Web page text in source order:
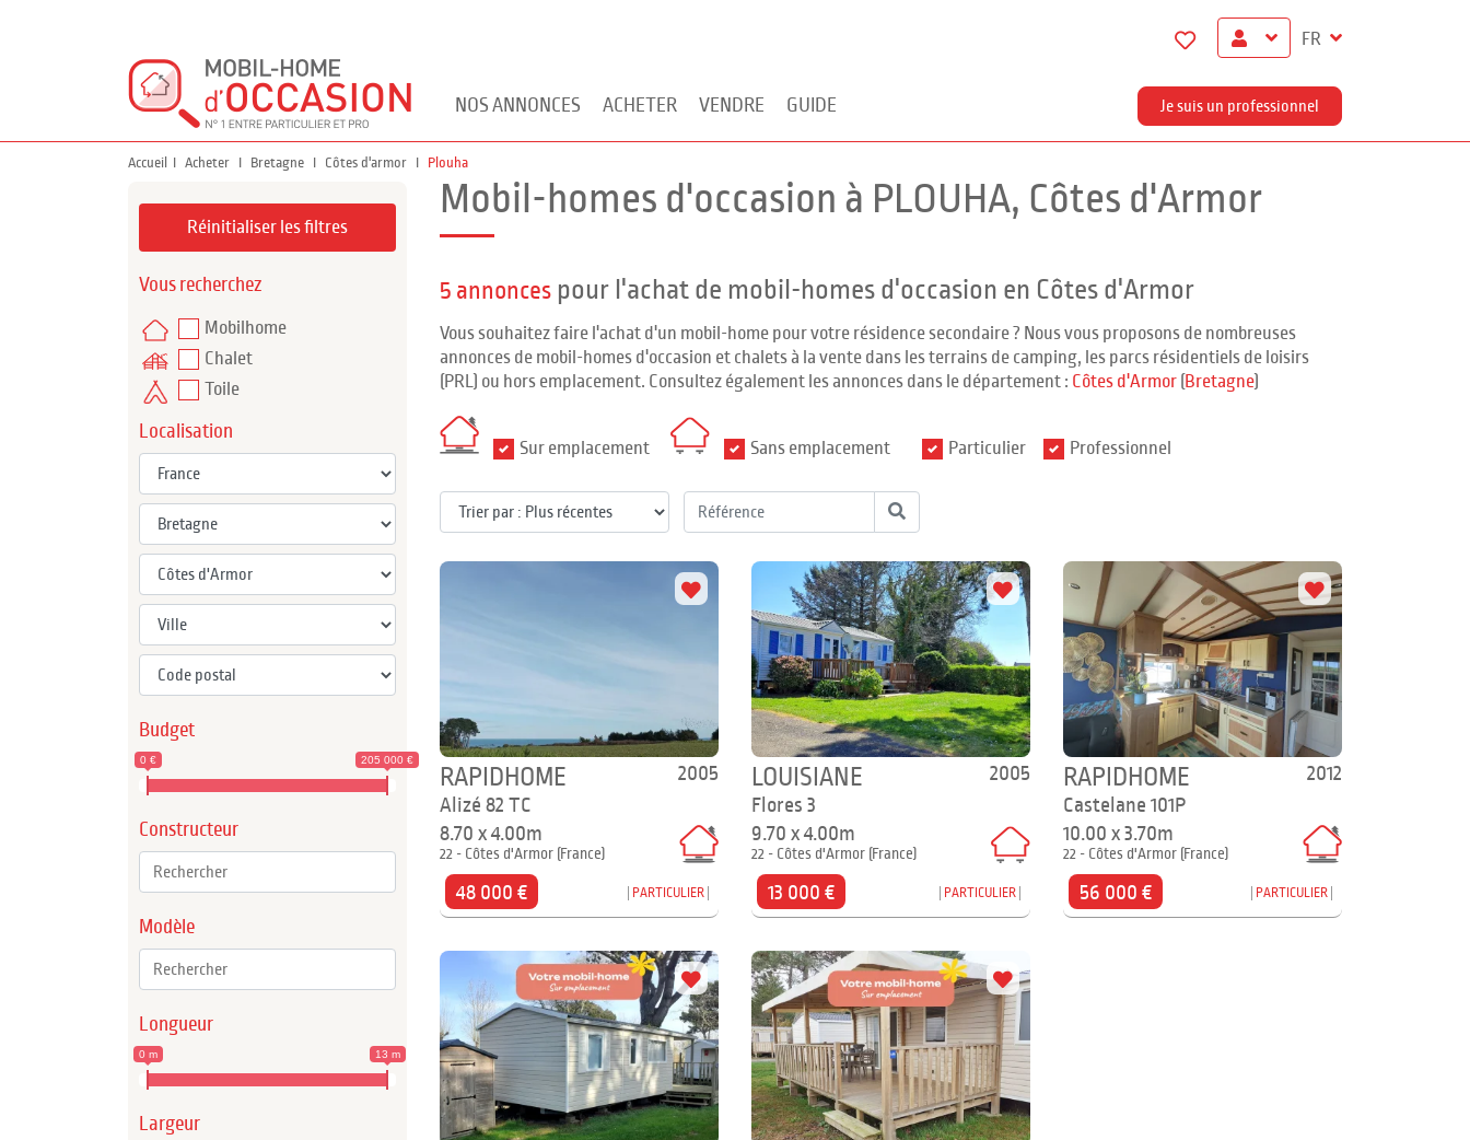
FR
NOS ANNONCES ACHETER VENDRE GUIDE Je suis un professionnel
Accueil Acheter Bretagne Côtes d'armor Plouha
Réinitialiser les filtres
Vous recherchez
Mobilhome
Chalet
Toile
Localisation
Budget
0 € 205 000 €
Constructeur
Modèle
Longueur
0 m 13 m
Largeur
Mobil-homes d'occasion à PLOUHA, Côtes d'Armor
5 annonces pour l'achat de mobil-homes d'occasion en Côtes d'Armor
Vous souhaitez faire l'achat d'un mobil-home pour votre résidence secondaire ? Nous vous proposons de nombreuses
annonces de mobil-homes d'occasion et chalets à la vente dans les terrains de camping, les parcs résidentiels de loisirs
(PRL) ou hors emplacement. Consultez également les annonces dans le département : Côtes d'Armor (Bretagne)
Sur emplacement Sans emplacement Particulier Professionnel
2005
RAPIDHOME
Alizé 82 TC
8.70 x 4.00m
22 - Côtes d'Armor (France)
48 000 € PARTICULIER
2005
LOUISIANE
Flores 3
9.70 x 4.00m
22 - Côtes d'Armor (France)
13 000 € PARTICULIER
2012
RAPIDHOME
Castelane 101P
10.00 x 3.70m
22 - Côtes d'Armor (France)
56 000 € PARTICULIER